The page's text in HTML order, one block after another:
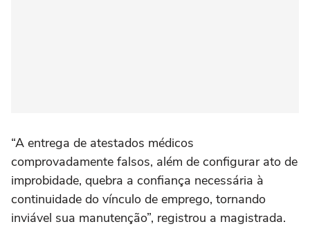
“A entrega de atestados médicos
comprovadamente falsos, além de configurar ato de
improbidade, quebra a confiança necessária à
continuidade do vínculo de emprego, tornando
inviável sua manutenção”, registrou a magistrada.